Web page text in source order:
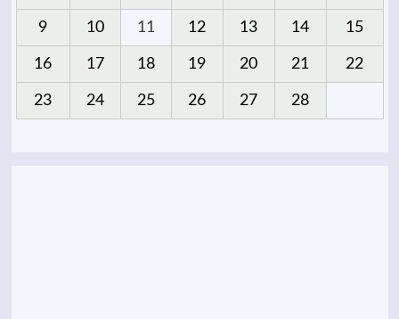
9 10 11 12 13 14 15
16 17 18 19 20 21 22
23 24 25 26 27 28